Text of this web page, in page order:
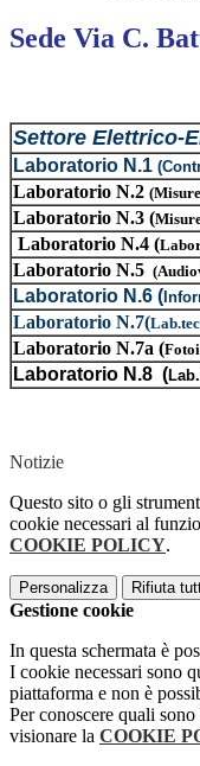
Sede Via C.
Settore Elettrico-
Laboratorio N.1
Laboratorio N.2
Laboratorio N.3 (
Laboratorio N.4 (
Laboratorio N.5
Laboratorio N.6 (
Laboratorio N.7(
Laboratorio N.7a (
Laboratorio N.8 (
Notizie
Questo sito o gli
cookie necessari al
COOKIE POLICY.
Personalizza Rifiuta
Gestione cookie
In questa schermata è
I cookie necessari sono
piattaforma e non è
Per conoscere quali
visionare la COOKIE